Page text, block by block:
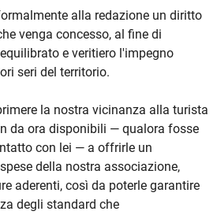
alla redazione un diritto
venga concesso, al fine di
e veritiero l'impegno
seri del territorio.
la nostra vicinanza alla turista
da ora disponibili — qualora fosse
con lei — a offrirle un
della nostra associazione,
aderenti, così da poterle garantire
degli standard che